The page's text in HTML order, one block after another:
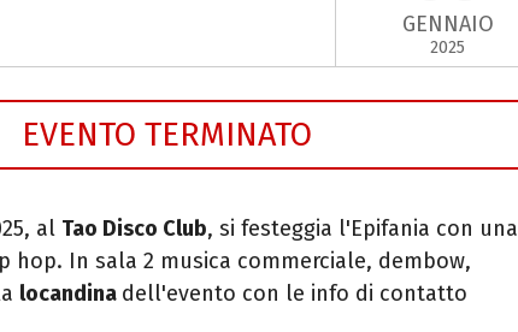
GENNAIO
2025
EVENTO TERMINATO
al Tao Disco Club, si festeggia l'Epifania con una
hop. In sala 2 musica commerciale, dembow,
locandina dell'evento con le info di contatto